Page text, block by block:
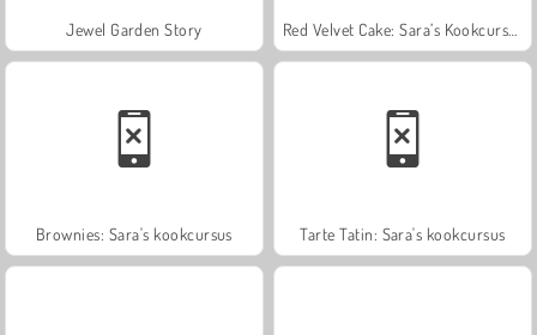
Jewel Garden Story
Brownies: Sara's kookcursus Tarte Tatin: Sara's kookcursus